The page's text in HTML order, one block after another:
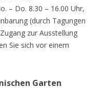
– Do. 8.30 – 16.00 Uhr,
(durch Tagungen
zur Ausstellung
Sie sich vor einem
Garten